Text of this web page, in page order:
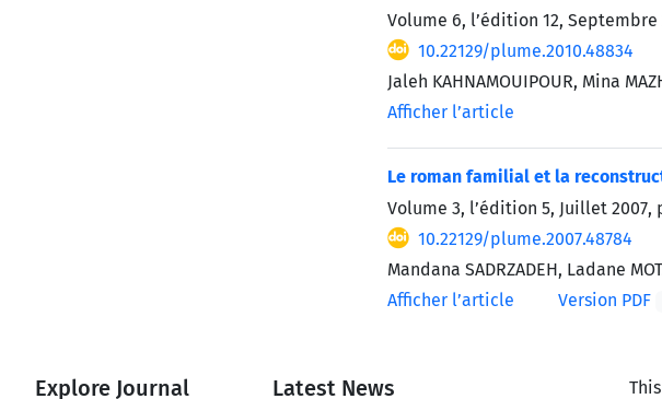
Volume 6, l’édition 12, Septembre
10.22129/plume.2010.48834
Jaleh KAHNAMOUIPOUR, Mina
Afficher l’article
Le roman familial et la
Volume 3, l’édition 5, Juillet 2007,
10.22129/plume.2007.48784
Mandana SADRZADEH, Ladane
Afficher l’article
Version PDF
Explore Journal Latest News